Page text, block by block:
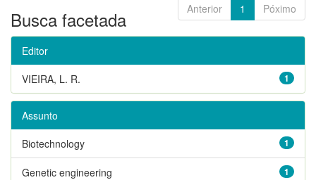
Anterior 1 Póximo
Busca facetada
Editor
1
VIEIRA, L. R.
Assunto
1
Biotechnology
1
Genetic engineering